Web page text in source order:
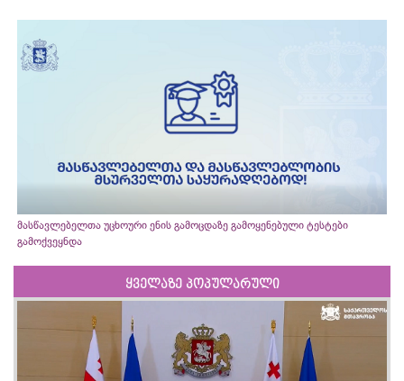
მასწავლებელთა უცხოური ენის გამოცდაზე გამოყენებული ტესტები
გამოქვეყნდა
ყველაზე პოპულარული